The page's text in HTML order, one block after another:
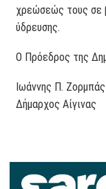
χρεώσεώς τους σε
ύδρευσης.
Ο Πρόεδρος της
Ιωάννης Π. Ζορμπάς
Δήμαρχος Αίγινας